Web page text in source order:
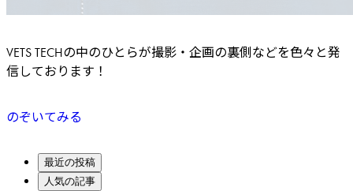
VETS TECHの中のひとらが撮影・企画の裏側などを色々と発
信しております！
のぞいてみる
最近の投稿
人気の記事